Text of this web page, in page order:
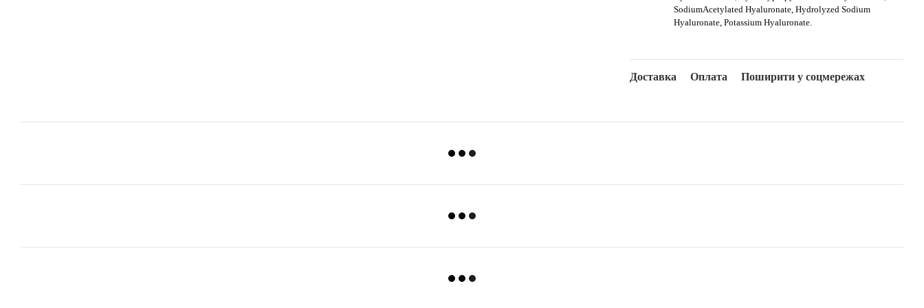
SodiumAcetylated Hyaluronate, Hydrolyzed Sodium
Hyaluronate, Potassium Hyaluronate.
Доставка Оплата Поширити у соцмережах